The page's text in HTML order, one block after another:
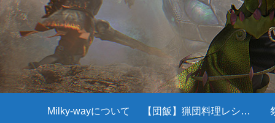
Milky-wayについて 【団飯】猟団料理レシピ一覧